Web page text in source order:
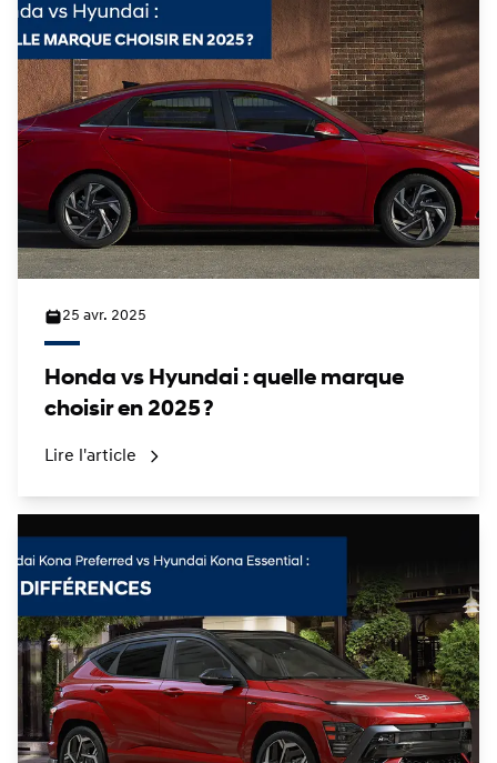
25 avr. 2025
Honda vs Hyundai : quelle marque
choisir en 2025 ?
Lire l'article